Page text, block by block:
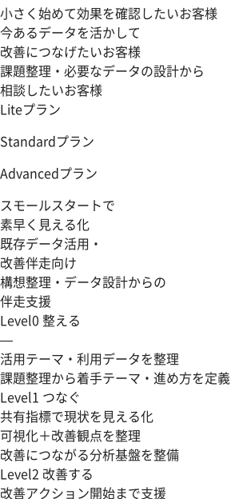
小さく始めて効果を確認したいお客様
今あるデータを活かして
改善につなげたいお客様
課題整理・必要なデータの設計から
相談したいお客様
Liteプラン
Standardプラン
Advancedプラン
スモールスタートで
素早く見える化
既存データ活用・
改善伴走向け
構想整理・データ設計からの
伴走支援
Level0 整える
—
活用テーマ・利用データを整理
課題整理から着手テーマ・進め方を定義
Level1 つなぐ
共有指標で現状を見える化
可視化＋改善観点を整理
改善につながる分析基盤を整備
Level2 改善する
改善アクション開始まで支援